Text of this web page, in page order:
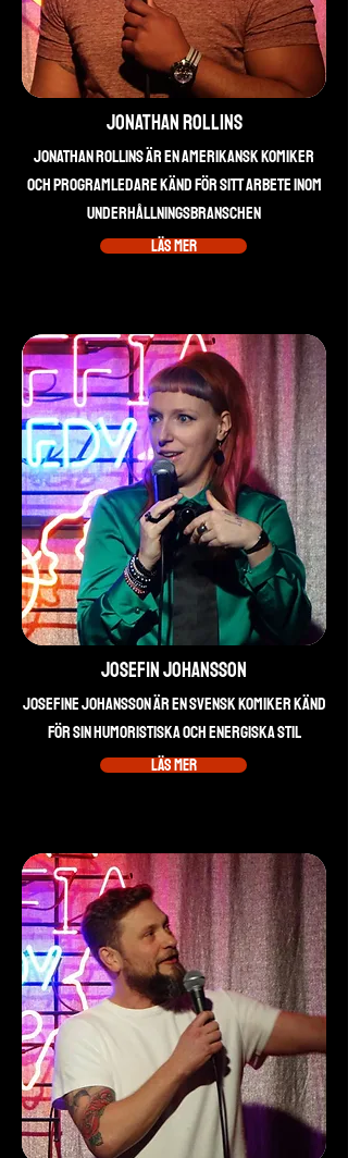
Jonathan Rollins
Jonathan Rollins är en amerikansk komiker
och programledare känd för sitt arbete inom
underhållningsbranschen
Läs mer
Josefin Johansson
Josefine Johansson är en Svensk komiker känd
för sin humoristiska och energiska stil
Läs mer